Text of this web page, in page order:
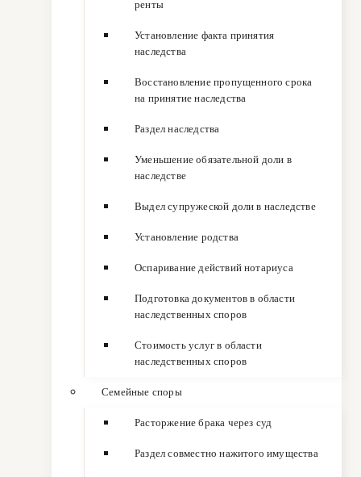
ренты
Установление факта принятия
наследства
Восстановление пропущенного срока
на принятие наследства
Раздел наследства
Уменьшение обязательной доли в
наследстве
Выдел супружеской доли в наследстве
Установление родства
Оспаривание действий нотариуса
Подготовка документов в области
наследственных споров
Стоимость услуг в области
наследственных споров
Семейные споры
Расторжение брака через суд
Раздел совместно нажитого имущества